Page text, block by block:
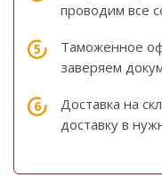
проводим все
Таможенное
заверяем
Доставка на
доставку в